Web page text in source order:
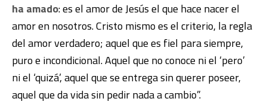
ha amado: es el amor de Jesús el que hace nacer el
amor en nosotros. Cristo mismo es el criterio, la regla
del amor verdadero; aquel que es fiel para siempre,
puro e incondicional. Aquel que no conoce ni el ‘pero’
ni el ‘quizá’, aquel que se entrega sin querer poseer,
aquel que da vida sin pedir nada a cambio”.